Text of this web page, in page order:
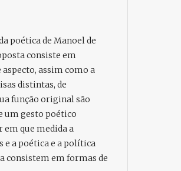
poética de Manoel de
consiste em
assim como a
distintas, de
função original são
um gesto poético
em que medida a
a poética e a política
consistem em formas de